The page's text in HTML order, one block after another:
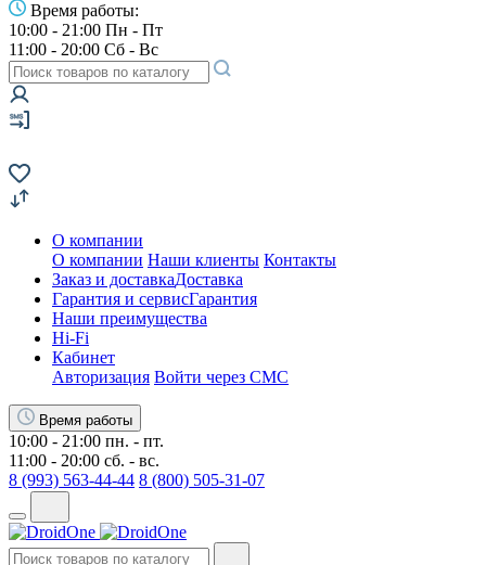
Время работы:
10:00 - 21:00 Пн - Пт
11:00 - 20:00 Сб - Вс
О компании
О компании Наши клиенты Контакты
Заказ и доставкаДоставка
Гарантия и сервисГарантия
Наши преимущества
Hi-Fi
Кабинет
Авторизация Войти через СМС
Время работы
10:00 - 21:00 пн. - пт.
11:00 - 20:00 сб. - вс.
8 (993) 563-44-44 8 (800) 505-31-07